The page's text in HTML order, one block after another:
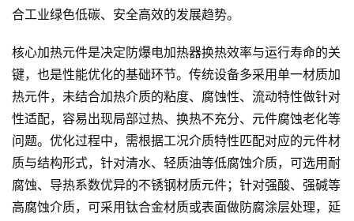
合工业绿色低碳、安全高效的发展趋势。
核心加热元件是决定防爆电加热器换热效率与运行寿命的关
键，也是性能优化的基础环节。传统设备多采用单一材质加
热元件，未结合加热介质的粘度、腐蚀性、流动特性做针对
性适配，容易出现局部过热、换热不充分、元件腐蚀老化等
问题。优化过程中，需根据工况介质特性匹配对应的元件材
质与结构形式，针对清水、轻质油等低腐蚀介质，可选用耐
腐蚀、导热系数优异的不锈钢材质元件；针对强酸、强碱等
高腐蚀介质，可采用钛合金材质或表面做防腐涂层处理，延